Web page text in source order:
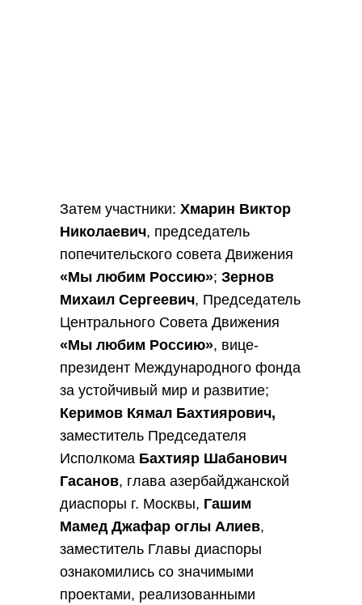
Затем участники: Хмарин Виктор
Николаевич, председатель
попечительского совета Движения
«Мы любим Россию»; Зернов
Михаил Сергеевич, Председатель
Центрального Совета Движения
«Мы любим Россию», вице-
президент Международного фонда
за устойчивый мир и развитие;
Керимов Кямал Бахтиярович,
заместитель Председателя
Исполкома Бахтияр Шабанович
Гасанов, глава азербайджанской
диаспоры г. Москвы, Гашим
Мамед Джафар оглы Алиев,
заместитель Главы диаспоры
ознакомились со значимыми
проектами, реализованными